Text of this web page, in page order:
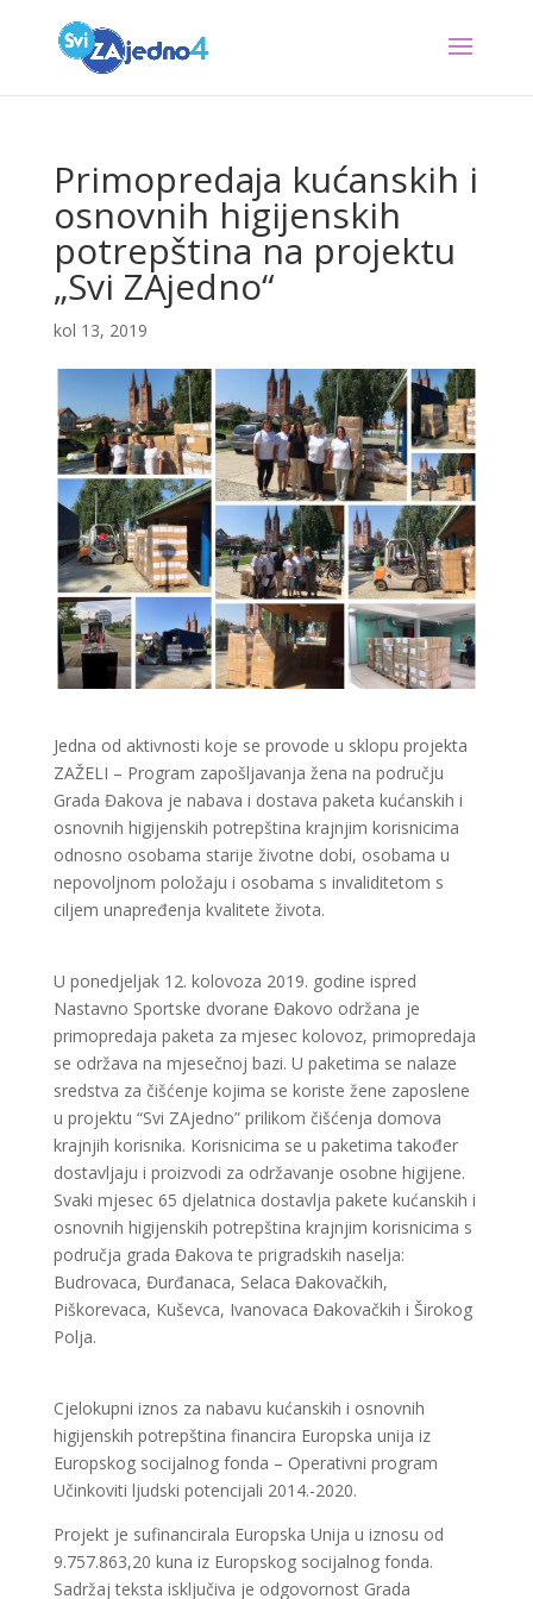
Primopredaja kućanskih i
osnovnih higijenskih
potrepština na projektu
„Svi ZAjedno“
kol 13, 2019
Jedna od aktivnosti koje se provode u sklopu projekta
ZAŽELI – Program zapošljavanja žena na području
Grada Đakova je nabava i dostava paketa kućanskih i
osnovnih higijenskih potrepština krajnjim korisnicima
odnosno osobama starije životne dobi, osobama u
nepovoljnom položaju i osobama s invaliditetom s
ciljem unapređenja kvalitete života.
U ponedjeljak 12. kolovoza 2019. godine ispred
Nastavno Sportske dvorane Đakovo održana je
primopredaja paketa za mjesec kolovoz, primopredaja
se održava na mjesečnoj bazi. U paketima se nalaze
sredstva za čišćenje kojima se koriste žene zaposlene
u projektu “Svi ZAjedno” prilikom čišćenja domova
krajnjih korisnika. Korisnicima se u paketima također
dostavljaju i proizvodi za održavanje osobne higijene.
Svaki mjesec 65 djelatnica dostavlja pakete kućanskih i
osnovnih higijenskih potrepština krajnjim korisnicima s
područja grada Đakova te prigradskih naselja:
Budrovaca, Đurđanaca, Selaca Đakovačkih,
Piškorevaca, Kuševca, Ivanovaca Đakovačkih i Širokog
Polja.
Cjelokupni iznos za nabavu kućanskih i osnovnih
higijenskih potrepština financira Europska unija iz
Europskog socijalnog fonda – Operativni program
Učinkoviti ljudski potencijali 2014.-2020.
Projekt je sufinancirala Europska Unija u iznosu od
9.757.863,20 kuna iz Europskog socijalnog fonda.
Sadržaj teksta isključiva je odgovornost Grada